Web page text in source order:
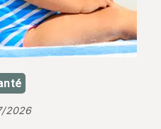
2026